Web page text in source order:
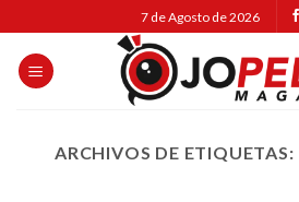
to
content
7 de Agosto de 2026
ARCHIVOS DE ETIQUETAS: